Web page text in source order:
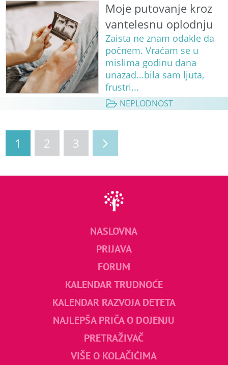
Moje putovanje kroz
vantelesnu oplodnju
Zaista ne znam odakle da
počnem. Vraćam se u
mislima godinu dana
unazad...bila sam ljuta,
frustri...
NEPLODNOST
1 2 3
NASLOVNA
PRIJAVA
FORUM
KALENDAR TRUDNOĆE
KALENDAR RAZVOJA DETETA
NAJLEPŠA PRIČA O DOJENJU
PRETRAŽIVAČ
VIŠE O KOLAČIĆIMA